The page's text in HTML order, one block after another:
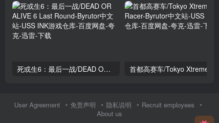
死或生6：最后一战/DEAD OR ALIVE 6 Last Round
User Agreement 免责声明 隐私说明
Recruit employees
About us